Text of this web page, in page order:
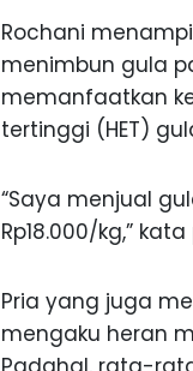
Rochani
menimbun gula
memanfaatkan
tertinggi (HET)
“Saya menjual
Rp18.000/kg,”
Pria yang juga
mengaku heran